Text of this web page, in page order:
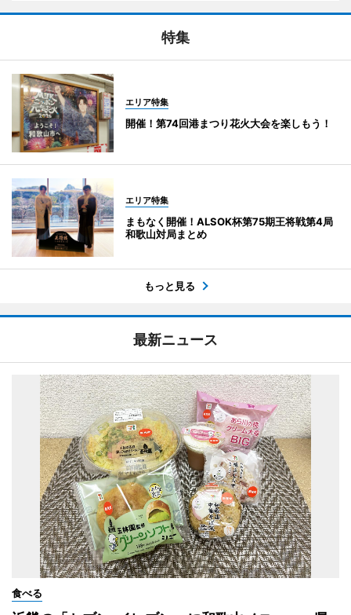
特集
エリア特集
開催！第74回港まつり花火大会を楽しもう！
エリア特集
まもなく開催！ALSOK杯第75期王将戦第4局
和歌山対局まとめ
もっと見る
最新ニュース
食べる